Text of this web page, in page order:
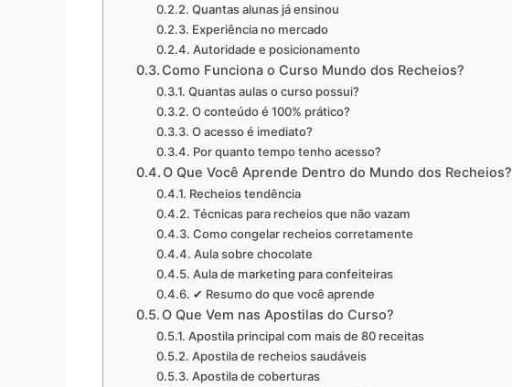
Quantas alunas já ensinou
Experiência no mercado
Autoridade e posicionamento
Como Funciona o Curso Mundo dos Recheios?
Quantas aulas o curso possui?
O conteúdo é 100% prático?
O acesso é imediato?
Por quanto tempo tenho acesso?
O Que Você Aprende Dentro do Mundo dos Recheios?
Recheios tendência
Técnicas para recheios que não vazam
Como congelar recheios corretamente
Aula sobre chocolate
Aula de marketing para confeiteiras
✔ Resumo do que você aprende
O Que Vem nas Apostilas do Curso?
Apostila principal com mais de 80 receitas
Apostila de recheios saudáveis
Apostila de coberturas